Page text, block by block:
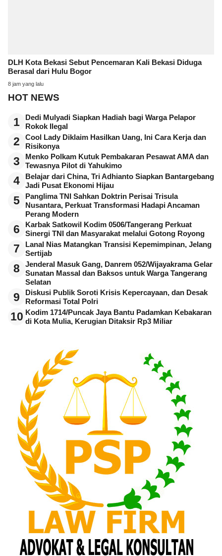
DLH Kota Bekasi Sebut Pencemaran Kali Bekasi Diduga
Berasal dari Hulu Bogor
8 jam yang lalu
HOT NEWS
1
Dedi Mulyadi Siapkan Hadiah bagi Warga Pelapor
Rokok Ilegal
2
Cool Lady Diklaim Hasilkan Uang, Ini Cara Kerja dan
Risikonya
3
Menko Polkam Kutuk Pembakaran Pesawat AMA dan
Tewasnya Pilot di Yahukimo
4
Belajar dari China, Tri Adhianto Siapkan Bantargebang
Jadi Pusat Ekonomi Hijau
5
Panglima TNI Sahkan Doktrin Perisai Trisula
Nusantara, Perkuat Transformasi Hadapi Ancaman
Perang Modern
6
Karbak Satkowil Kodim 0506/Tangerang Perkuat
Sinergi TNI dan Masyarakat melalui Gotong Royong
7
Lanal Nias Matangkan Transisi Kepemimpinan, Jelang
Sertijab
8
Jenderal Masuk Gang, Danrem 052/Wijayakrama Gelar
Sunatan Massal dan Baksos untuk Warga Tangerang
Selatan
9
Diskusi Publik Soroti Krisis Kepercayaan, dan Desak
Reformasi Total Polri
10 Kodim 1714/Puncak Jaya Bantu Padamkan Kebakaran
di Kota Mulia, Kerugian Ditaksir Rp3 Miliar